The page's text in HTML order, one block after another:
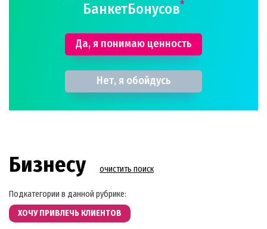
БанкетБонусов*
Да, я понимаю ценность
Нет, я обойдусь
Бизнесу очистить поиск
Подкатегории в данной рубрике:
ХОЧУ ПРИВЛЕЧЬ КЛИЕНТОВ